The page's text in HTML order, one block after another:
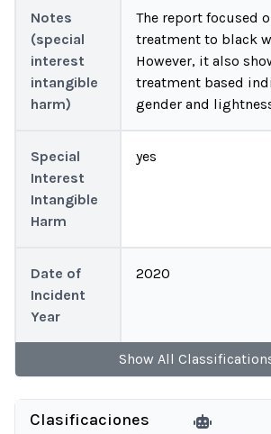
Notes
(special
interest
intangible
harm)
The report focused
treatment to black
However, it also
treatment based
gender and
Special
Interest
Intangible
Harm
yes
Date of
Incident
Year
2020
Show All
Clasificaciones